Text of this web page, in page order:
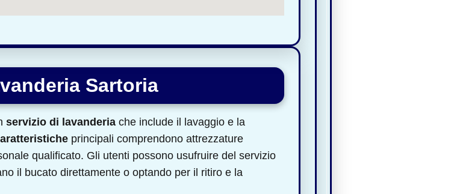
Sartoria
servizio di lavanderia che include il lavaggio e la
principali comprendono attrezzature
qualificato. Gli utenti possono usufruire del servizio
il bucato direttamente o optando per il ritiro e la